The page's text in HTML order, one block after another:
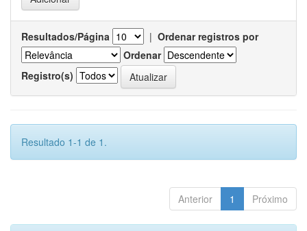
Resultados/Página | Ordenar registros por
Ordenar
Registro(s)
Resultado 1-1 de 1.
Anterior 1 Próximo